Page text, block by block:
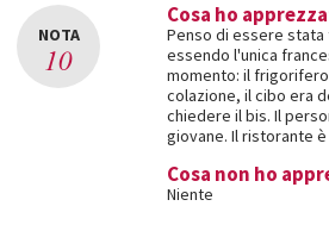
NOTA
10
Cosa ho
Penso di essere
essendo l'unica
momento: il
colazione, il cibo era
chiedere il bis. Il
giovane. Il ristorante
Cosa non ho
Niente